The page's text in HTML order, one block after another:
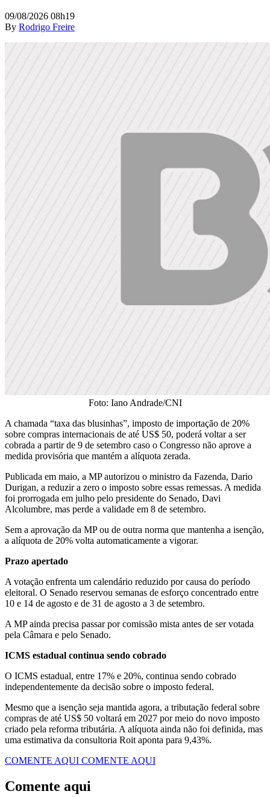
09/08/2026 08h19
By Rodrigo Freire
Foto: Iano Andrade/CNI
A chamada “taxa das blusinhas”, imposto de importação de 20%
sobre compras internacionais de até US$ 50, poderá voltar a ser
cobrada a partir de 9 de setembro caso o Congresso não aprove a
medida provisória que mantém a alíquota zerada.
Publicada em maio, a MP autorizou o ministro da Fazenda, Dario
Durigan, a reduzir a zero o imposto sobre essas remessas. A medida
foi prorrogada em julho pelo presidente do Senado, Davi
Alcolumbre, mas perde a validade em 8 de setembro.
Sem a aprovação da MP ou de outra norma que mantenha a isenção,
a alíquota de 20% volta automaticamente a vigorar.
Prazo apertado
A votação enfrenta um calendário reduzido por causa do período
eleitoral. O Senado reservou semanas de esforço concentrado entre
10 e 14 de agosto e de 31 de agosto a 3 de setembro.
A MP ainda precisa passar por comissão mista antes de ser votada
pela Câmara e pelo Senado.
ICMS estadual continua sendo cobrado
O ICMS estadual, entre 17% e 20%, continua sendo cobrado
independentemente da decisão sobre o imposto federal.
Mesmo que a isenção seja mantida agora, a tributação federal sobre
compras de até US$ 50 voltará em 2027 por meio do novo imposto
criado pela reforma tributária. A alíquota ainda não foi definida, mas
uma estimativa da consultoria Roit aponta para 9,43%.
COMENTE AQUI COMENTE AQUI
Comente aqui